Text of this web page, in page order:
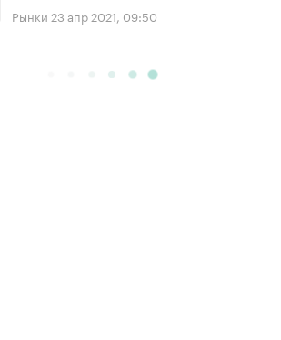
Рынки 23 апр 2021, 09:50